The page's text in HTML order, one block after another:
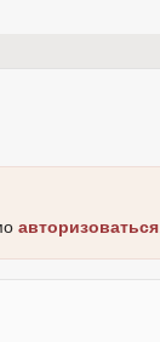
авторизоваться